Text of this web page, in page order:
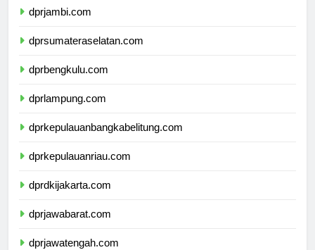
dprjambi.com
dprsumateraselatan.com
dprbengkulu.com
dprlampung.com
dprkepulauanbangkabelitung.com
dprkepulauanriau.com
dprdkijakarta.com
dprjawabarat.com
dprjawatengah.com